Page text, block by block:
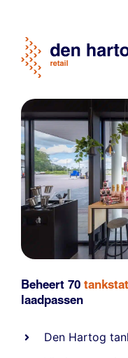
Beheert 70
laadpassen
Den Hartog